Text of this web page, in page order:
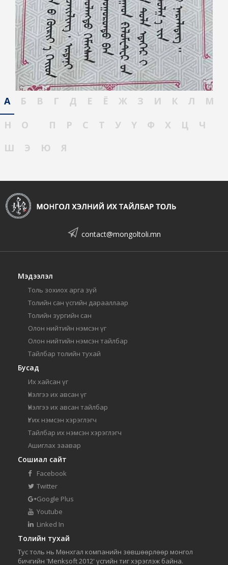
А Б В Г Д Е Ё Ж З И К Л
М
Н
О П Р С Т У Ү Ф Х Ц
Ч
Ш
Э Ю Я
contact@mongoltoli.mn
Мэдээлэл
Толь зохиох арга зүй
Толийн сан үсгийн дарааллаар
Толийн зургийн сан
Олон нийтийн нэмсэн үг
Олон нийтийн нэмсэн тайлбар
Тайлбар толийн тухай
Бусад
Их хайсан үг
Үнэлгээ их авсан үг
Үнэлгээ их авсан тайлбар
Үг их нэмсэн хэрэглэгч
Тайлбар их нэмсэн хэрэглэгч
Ашиглах заавар
Сошиал сайт
Facebook
Twitter
Google Plus
Youtube
Linked In
Толийн тухай
Тус толь нь Мөнхгал компанийн зөвшөөрлөөр монгол
бичгийн 'Menksoft 2012' үсгийн тиг хэрэглэж байна.